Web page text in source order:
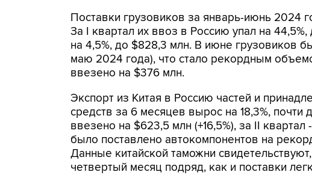
Поставки грузовиков за январь-июнь 2024
За I квартал их ввоз в Россию упал на
на 4,5%, до $828,3 млн. В июне грузовиков
маю 2024 года), что стало рекордным
ввезено на $376 млн.
Экспорт из Китая в Россию частей и
средств за 6 месяцев вырос на 18,3%, почти
ввезено на $623,5 млн (+16,5%), за II квартал
было поставлено автокомпонентов на
Данные китайской таможни
четвертый месяц подряд, как и поставки